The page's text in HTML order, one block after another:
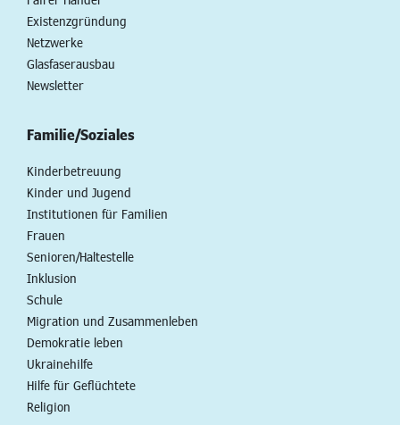
Existenzgründung
Netzwerke
Glasfaserausbau
Newsletter
Familie/Soziales
Kinderbetreuung
Kinder und Jugend
Institutionen für Familien
Frauen
Senioren/Haltestelle
Inklusion
Schule
Migration und Zusammenleben
Demokratie leben
Ukrainehilfe
Hilfe für Geflüchtete
Religion